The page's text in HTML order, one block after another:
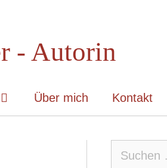
- Autorin
Über mich Kontakt
nach: